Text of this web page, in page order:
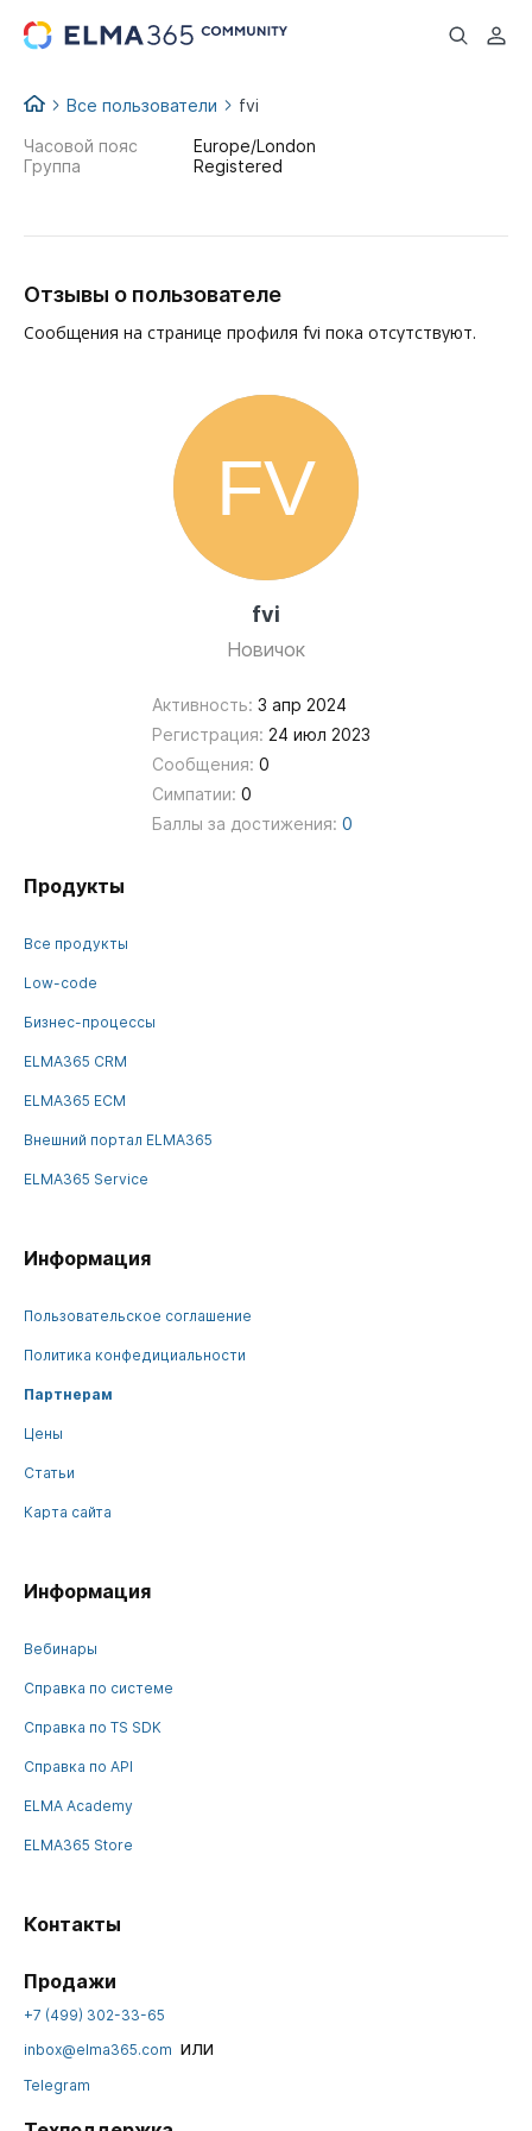
...
Все пользователи fvi
fvi
Новичок
Активность: 3 апр 2024
Регистрация: 24 июл 2023
Сообщения: 0
Симпатии: 0
Баллы за достижения: 0
Часовой пояс
Europe/London
Группа
Registered
Отзывы о пользователе
Сообщения на странице профиля fvi пока отсутствуют.
Продукты
Все продукты
Low-code
Бизнес-процессы
ELMA365 CRM
ELMA365 ECM
Внешний портал ELMA365
ELMA365 Service
Информация
Пользовательское соглашение
Политика конфедициальности
Партнерам
Цены
Статьи
Карта сайта
Информация
Вебинары
Справка по системе
Справка по TS SDK
Справка по API
ELMA Academy
ELMA365 Store
Контакты
Продажи
+7 (499) 302-33-65
inbox@elma365.com или
Telegram